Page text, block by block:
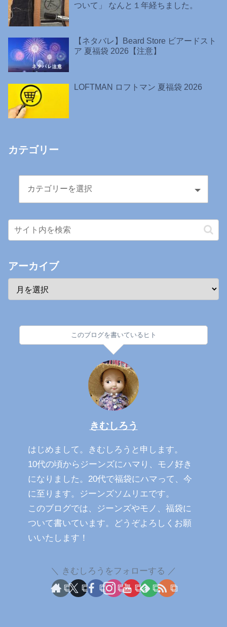
ついて」 なんと１年経ちました。
【ネタバレ】Beard Store ビアードスト
ア 夏福袋 2026【注意】
LOFTMAN ロフトマン 夏福袋 2026
カテゴリー
アーカイブ
このブログを書いているヒト
きむしろう
はじめまして。きむしろうと申します。
10代の頃からジーンズにハマり、モノ好き
になりました。20代で福袋にハマって、今
に至ります。ジーンズソムリエです。
このブログでは、ジーンズやモノ、福袋に
ついて書いています。どうぞよろしくお願
いいたします！
きむしろうをフォローする